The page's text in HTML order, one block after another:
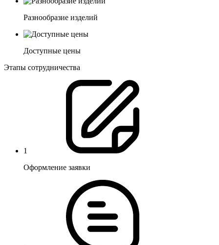
Разнообразие изделий
Доступные цены
Этапы сотрудничества
1
Оформление заявки